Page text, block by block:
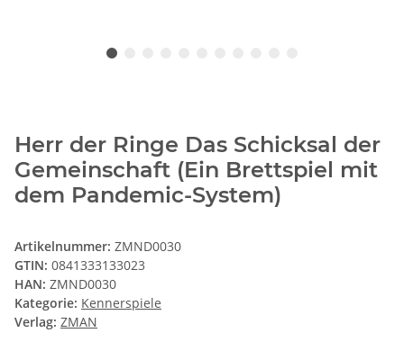
Herr der Ringe Das Schicksal der
Gemeinschaft (Ein Brettspiel mit
dem Pandemic-System)
Artikelnummer: ZMND0030
GTIN: 0841333133023
HAN: ZMND0030
Kategorie: Kennerspiele
Verlag: ZMAN